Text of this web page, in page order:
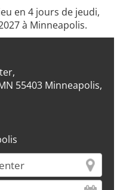
en 4 jours de jeudi,
à Minneapolis.
55403 Minneapolis,